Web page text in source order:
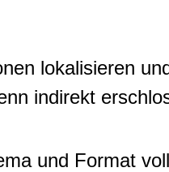
lokalisieren
indirekt
und Format